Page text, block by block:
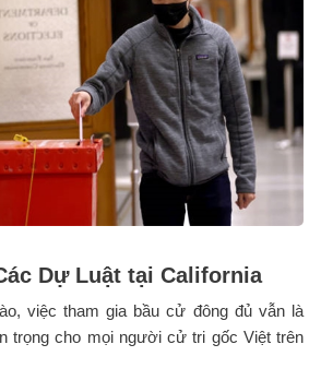
Dự Luật tại California
việc tham gia bầu cử đông đủ vẫn là
trọng cho mọi người cử tri gốc Việt trên